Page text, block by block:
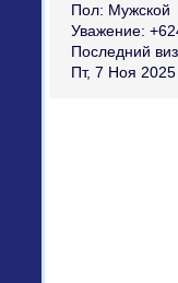
Пол: Мужской
Уважение:
Последний
Пт, 7 Ноя